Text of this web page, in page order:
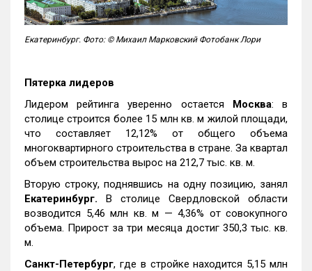
Екатеринбург. Фото: © Михаил Марковский Фотобанк Лори
Пятерка лидеров
Лидером рейтинга уверенно остается Москва: в
столице строится более 15 млн кв. м жилой площади,
что составляет 12,12% от общего объема
многоквартирного строительства в стране. За квартал
объем строительства вырос на 212,7 тыс. кв. м.
Вторую строку, поднявшись на одну позицию, занял
Екатеринбург. В столице Свердловской области
возводится 5,46 млн кв. м — 4,36% от совокупного
объема. Прирост за три месяца достиг 350,3 тыс. кв.
м.
Санкт-Петербург, где в стройке находится 5,15 млн